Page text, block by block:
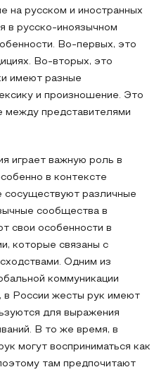
на русском и иностранных
в русско-иноязычном
Во-первых, это
Во-вторых, это
имеют разные
и произношение. Это
между представителями
играет важную роль в
в контексте
сосуществуют различные
сообщества в
свои особенности в
которые связаны с
Одним из
коммуникации
в России жесты рук имеют
для выражения
В то же время, в
могут восприниматься как
там предпочитают